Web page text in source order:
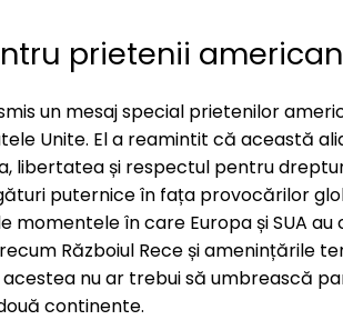
prietenii
un mesaj special prietenilor
Unite. El a reamintit că această
libertatea și respectul pentru
puternice în fața provocărilor
momentele în care Europa și SUA
Războiul Rece și amenințările
nu ar trebui să umbrească
continente.